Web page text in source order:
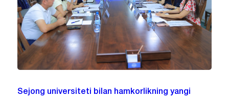
Sejong universiteti bilan hamkorlikning yangi